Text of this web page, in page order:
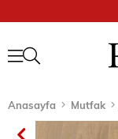
Anasayfa Mutfak